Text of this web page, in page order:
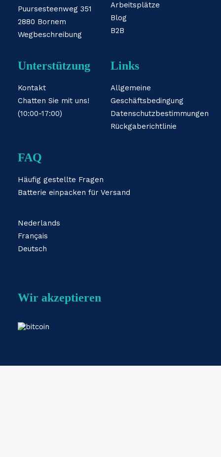
Puursesteenweg 351
2880 Bornem
Wegbeschreibung
Arbeitsplätze
Blog
B2B
Unterstützung
Kontakt
Chatten Sie mit uns!
(10:00-17:00)
Links
Allgemeine
Geschäftsbedingung
Datenschutzbestimmungen
Rückgaberichtlinie
FAQ
Häufig gestellte Fragen
Batterie einpacken für Versand
Nederlands
Français
Deutsch
Wir akzeptieren